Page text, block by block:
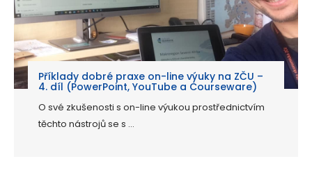
Příklady dobré praxe on-line výuky na ZČU –
4. díl (PowerPoint, YouTube a Courseware)
O své zkušenosti s on-line výukou prostřednictvím
těchto nástrojů se s ...